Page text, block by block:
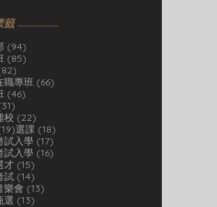
籤
(94)
(85)
職專班 (66)
(46)
校 (22)
19 篇文章
選課 (18)
試入學 (17)
試入學 (16)
才 (15)
試 (14)
樂會 (13)
選 (13)